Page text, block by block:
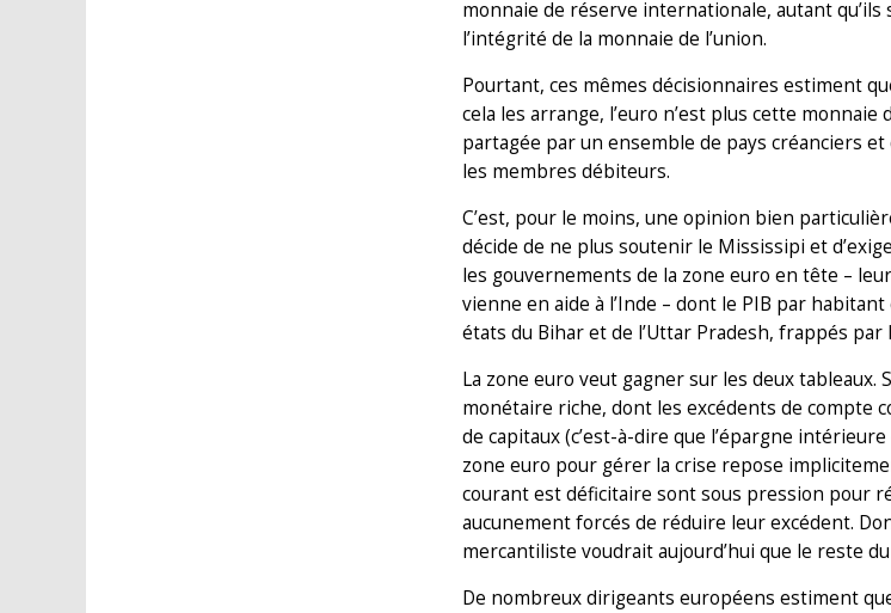
monnaie de réserve internationale, autant
l’intégrité de la monnaie de l’union.
Pourtant, ces mêmes décisionnaires estiment
cela les arrange, l’euro n’est plus cette
partagée par un ensemble de pays créanciers
les membres débiteurs.
C’est, pour le moins, une opinion bien
décide de ne plus soutenir le Mississipi et
les gouvernements de la zone euro en tête –
vienne en aide à l’Inde – dont le PIB par
états du Bihar et de l’Uttar Pradesh, frappés par
La zone euro veut gagner sur les deux
monétaire riche, dont les excédents de compte
de capitaux (c’est-à-dire que l’épargne
zone euro pour gérer la crise repose
courant est déficitaire sont sous pression pour
aucunement forcés de réduire leur excédent.
mercantiliste voudrait aujourd’hui que le reste
De nombreux dirigeants européens estiment